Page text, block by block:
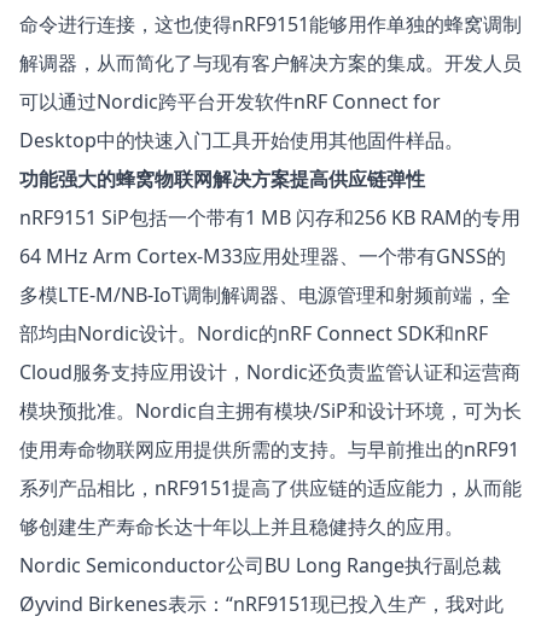
命令进行连接，这也使得nRF9151能够用作单独的蜂窝调制
解调器，从而简化了与现有客户解决方案的集成。开发人员
可以通过Nordic跨平台开发软件nRF Connect for
Desktop中的快速入门工具开始使用其他固件样品。
功能强大的蜂窝物联网解决方案提高供应链弹性
nRF9151 SiP包括一个带有1 MB 闪存和256 KB RAM的专用
64 MHz Arm Cortex-M33应用处理器、一个带有GNSS的
多模LTE-M/NB-IoT调制解调器、电源管理和射频前端，全
部均由Nordic设计。Nordic的nRF Connect SDK和nRF
Cloud服务支持应用设计，Nordic还负责监管认证和运营商
模块预批准。Nordic自主拥有模块/SiP和设计环境，可为长
使用寿命物联网应用提供所需的支持。与早前推出的nRF91
系列产品相比，nRF9151提高了供应链的适应能力，从而能
够创建生产寿命长达十年以上并且稳健持久的应用。
Nordic Semiconductor公司BU Long Range执行副总裁
Øyvind Birkenes表示：“nRF9151现已投入生产，我对此